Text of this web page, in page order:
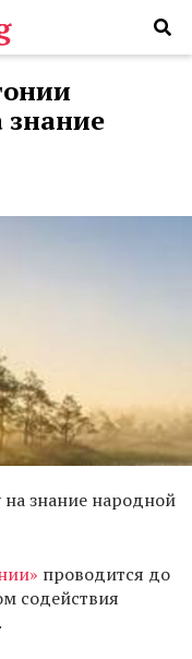
знание
знание народной
проводится до
содействия